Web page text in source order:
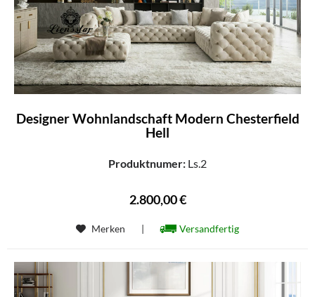
Designer Wohnlandschaft Modern Chesterfield
Hell
Produktnumer: Ls.2
2.800,00 €
Merken | Versandfertig